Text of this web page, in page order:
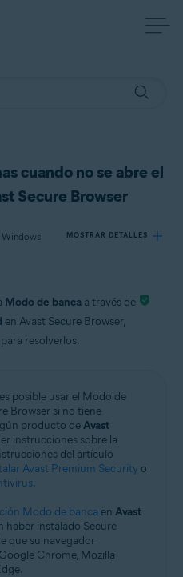
cuando no se abre el
Secure Browser
Windows MOSTRAR DETALLES
Education - 32 o 64 bits
Modo de banca a través de
en Avast Secure Browser,
resolverlos.
posible usar el Modo de
Browser si no tiene
producto deAvast
instrucciones sobre la
del artículo
Avast Premium Security o
.
Modo de banca en Avast
haber instalado Secure
que su navegador
Chrome, Mozilla